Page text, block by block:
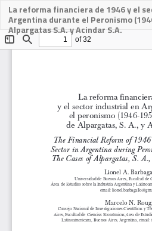
La reforma financiera de 1946 y el
Argentina durante el Peronismo
Alpargatas S.A. y Acindar S.A.